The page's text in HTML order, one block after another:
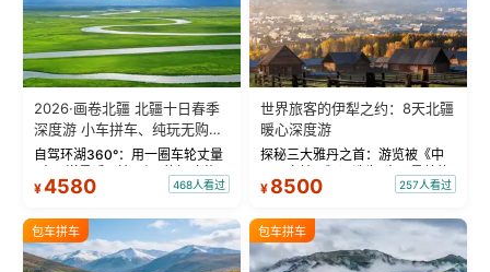
2026·画卷北疆 北疆十日春季
深度游 小车拼车、纯玩无购
物！
自驾环湖360°：用一圈车轮丈量
“大西洋最后一滴眼泪”的极致蔚
蓝。 赛湖旅拍：甄选多款风格服
绝美瞬间。 赛湖坦克300跟车视
频：专业摄影师...
¥4580 468人看过
世界旅客的伊犁之约：8天北疆
暖心深度游
探秘三大雅丹之首：游览被《中
国国家地理》评选为“中国最美的
三大雅丹”第一名的克拉玛依魔鬼
瓦人最大村落——禾木村，欣赏
晨雾与小木...
¥ 8500 257人看过
包车拼车 包车拼车